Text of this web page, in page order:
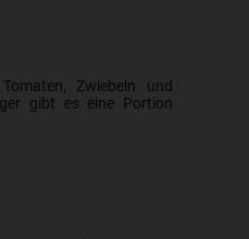
Zwiebeln und
gibt es eine Portion